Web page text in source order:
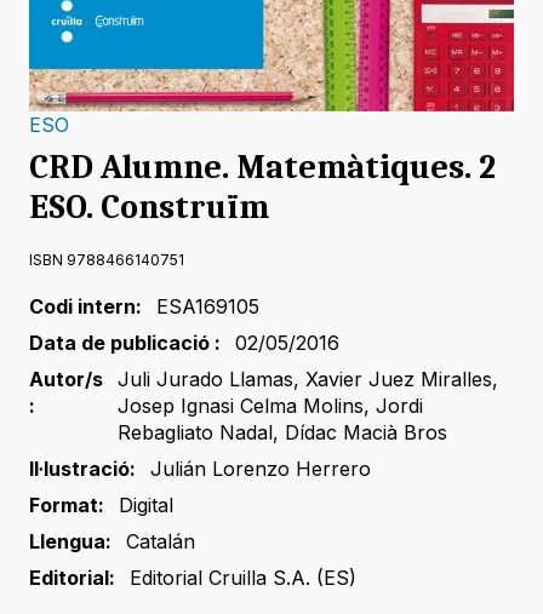
ESO
CRD Alumne. Matemàtiques. 2
ESO. Construïm
ISBN 9788466140751
Codi intern:
ESA169105
Data de publicació :
02/05/2016
Autor/s
:
Juli Jurado Llamas, Xavier Juez Miralles,
Josep Ignasi Celma Molins, Jordi
Rebagliato Nadal, Dídac Macià Bros
Il·lustració:
Julián Lorenzo Herrero
Format:
Digital
Llengua:
Catalán
Editorial:
Editorial Cruilla S.A. (ES)